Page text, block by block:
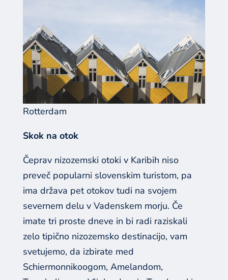
Rotterdam
Skok na otok
Čeprav nizozemski otoki v Karibih niso
preveč popularni slovenskim turistom, pa
ima država pet otokov tudi na svojem
severnem delu v Vadenskem morju. Če
imate tri proste dneve in bi radi raziskali
zelo tipično nizozemsko destinacijo, vam
svetujemo, da izbirate med
Schiermonnikoogom, Amelandom,